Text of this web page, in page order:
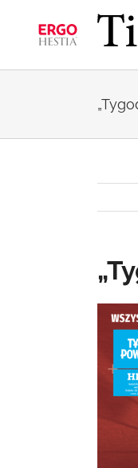
zawartości
większy
obrazek